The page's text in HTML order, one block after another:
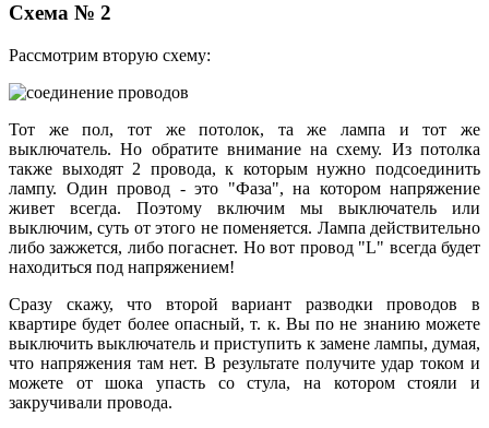
Схема № 2
Рассмотрим вторую схему:
Тот же пол, тот же потолок, та же лампа и тот же
выключатель. Но обратите внимание на схему. Из потолка
также выходят 2 провода, к которым нужно подсоединить
лампу. Один провод - это "Фаза", на котором напряжение
живет всегда. Поэтому включим мы выключатель или
выключим, суть от этого не поменяется. Лампа действительно
либо зажжется, либо погаснет. Но вот провод "L" всегда будет
находиться под напряжением!
Сразу скажу, что второй вариант разводки проводов в
квартире будет более опасный, т. к. Вы по не знанию можете
выключить выключатель и приступить к замене лампы, думая,
что напряжения там нет. В результате получите удар током и
можете от шока упасть со стула, на котором стояли и
закручивали провода.